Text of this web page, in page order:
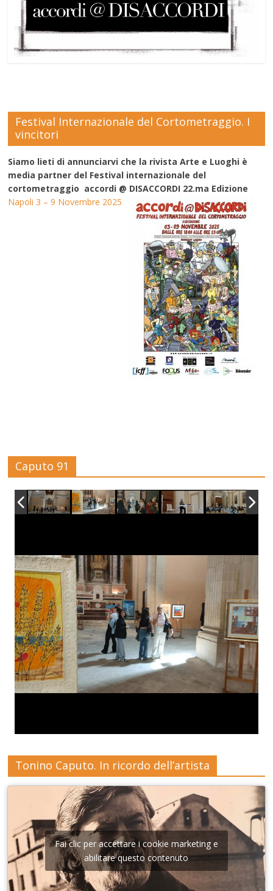
Festival Internazionale del Cortometraggio. I
vincitori
Siamo lieti di annunciarvi che la rivista Arte e Luoghi è
media partner del Festival internazionale del
cortometraggio accordi @ DISACCORDI 22.ma Edizione
Napoli 3 – 9 Novembre 2025
Caputo 91
Tonino Caputo. In ricordo dell’artista
Fai clic per accettare i cookie marketing e
abilitare questo contenuto